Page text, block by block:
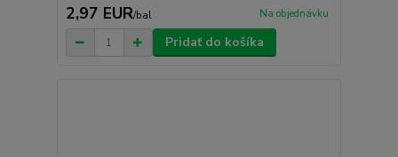
2,97 EUR/bal Na objednávku
Pridať do košíka